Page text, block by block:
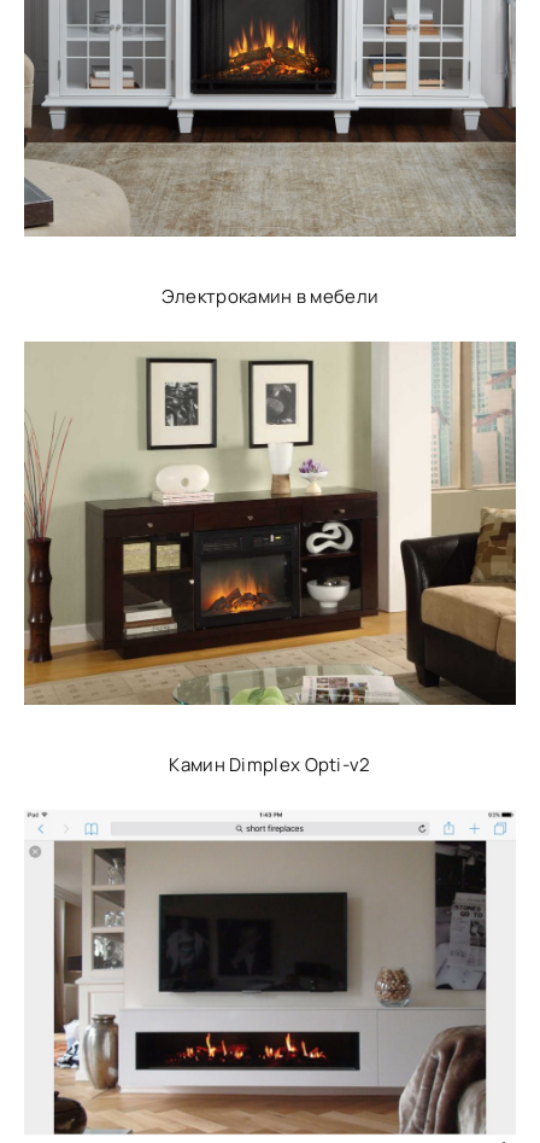
Электрокамин в мебели
Камин Dimplex Opti-v2